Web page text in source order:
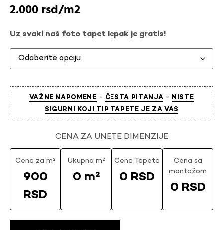
2.000rsd
Uz svaki naš foto tapet lepak je gratis!
VAŽNE NAPOMENE - ČESTA PITANJA -
NISTE
SIGURNI KOJI TIP TAPETE JE ZA VAS
CENA ZA UNETE DIMENZIJE
Cena za m²
900
RSD
Ukupno m²
0 m²
Cena Tapeta
0 RSD
Cena sa
montažom
0 RSD